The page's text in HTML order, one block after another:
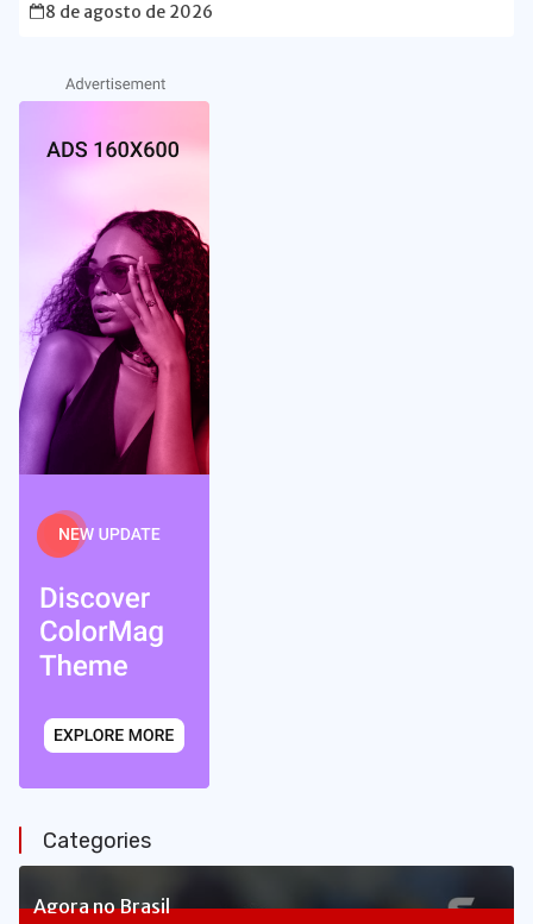
8 de agosto de 2026
Categories
Agora no Brasil